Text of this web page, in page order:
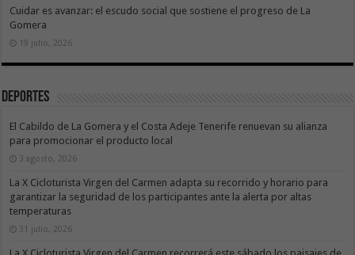
Cuidar es avanzar: el escudo social que sostiene el progreso de La
Gomera
19 julio, 2026
Deportes
El Cabildo de La Gomera y el Costa Adeje Tenerife renuevan su alianza
para promocionar el producto local
3 agosto, 2026
La X Cicloturista Virgen del Carmen adapta su recorrido y horario para
garantizar la seguridad de los participantes ante la alerta por altas
temperaturas
31 julio, 2026